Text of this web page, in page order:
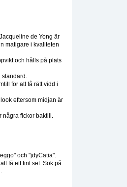
de Yong är
matigare i kvaliteten
och hålls på plats
standard.
för att få rätt vidd i
eftersom midjan är
några fickor baktill.
och "jdyCatia".
få ett fint set. Sök på